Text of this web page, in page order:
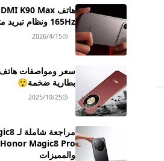
165Hz ونظام تبريد متطور لعشاق الألعاب
2026/4/15
بطارية ضخمة😲
2025/10/25
والمميزات